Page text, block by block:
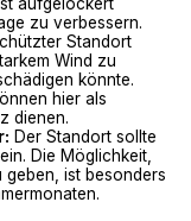
zu verbessern.
Standort
Wind zu
könnte.
hier als
dienen.
Der Standort sollte
Die Möglichkeit,
geben, ist besonders